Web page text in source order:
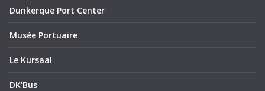
Dunkerque Port Center
Musée Portuaire
Le Kursaal
DK'Bus